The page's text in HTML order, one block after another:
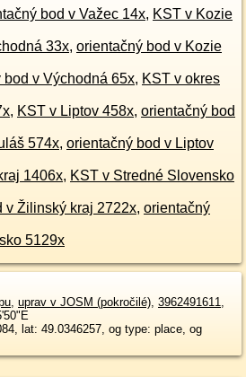
bod v Važec 14x, KST v Kozie
33x, orientačný bod v Kozie
bod v Východná 65x, KST v okres
, KST v Liptov 458x, orientačný bod
574x, orientačný bod v Liptov
1406x, KST v Stredné Slovensko
v Žilinský kraj 2722x, orientačný
5129x
, uprav v JOSM (pokročilé), 3962491611,
lat: 49.0346257, og type: place, og